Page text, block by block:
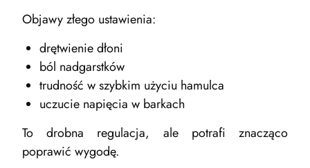
Objawy złego ustawienia:
drętwienie dłoni
ból nadgarstków
trudność w szybkim użyciu hamulca
uczucie napięcia w barkach
To drobna regulacja, ale potrafi znacząco
poprawić wygodę.